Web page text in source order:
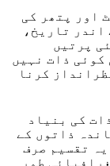
اور پتھر کی
اندر تاریخ،
پرتیں
کوئی ذات نہیں
کرنا
کی بنیاد
ذاتوں کے
یہ تقسیم صرف
طور